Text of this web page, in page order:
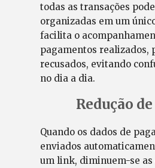
todas as transações
organizadas em um
facilita o
pagamentos realizados,
recusados, evitando
no dia a dia.
Redução
Quando os dados de
enviados
um link, diminuem-se as